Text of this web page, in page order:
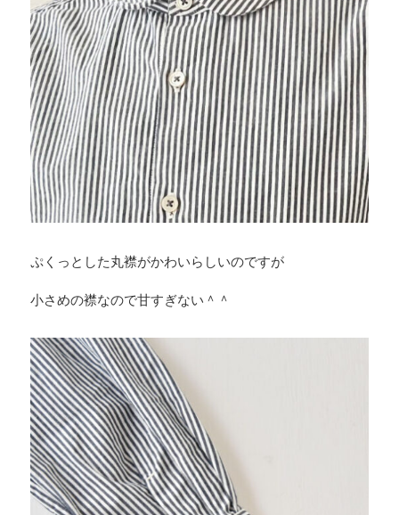
ぷくっとした丸襟がかわいらしいのですが
小さめの襟なので甘すぎない＾＾